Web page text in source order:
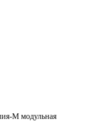
М модульная